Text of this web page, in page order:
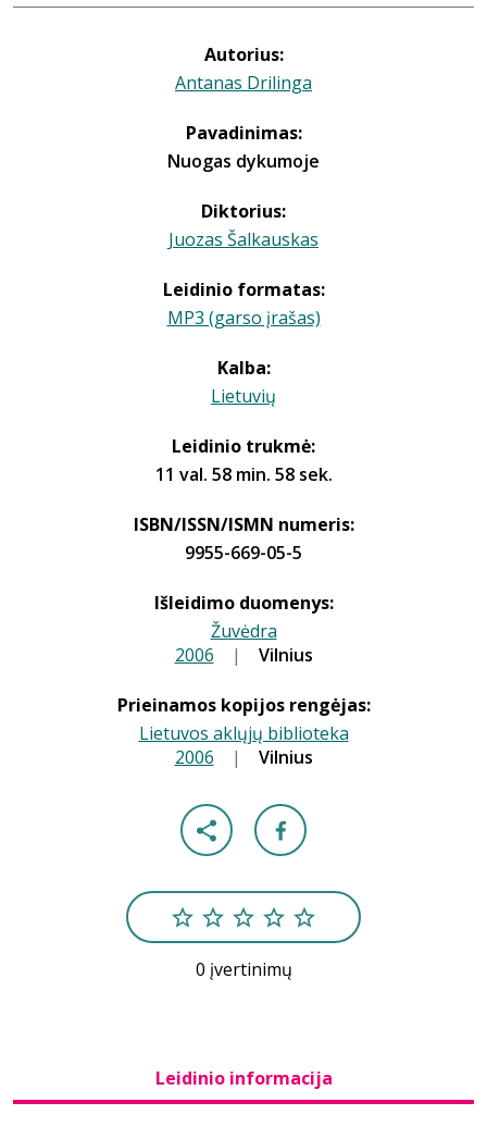
Autorius:
Antanas Drilinga
Pavadinimas:
Nuogas dykumoje
Diktorius:
Juozas Šalkauskas
Leidinio formatas:
MP3 (garso įrašas)
Kalba:
Lietuvių
Leidinio trukmė:
11 val. 58 min. 58 sek.
ISBN/ISSN/ISMN numeris:
9955-669-05-5
Išleidimo duomenys:
Žuvėdra
2006 | Vilnius
Prieinamos kopijos rengėjas:
Lietuvos aklųjų biblioteka
2006 | Vilnius
0 įvertinimų
Leidinio informacija